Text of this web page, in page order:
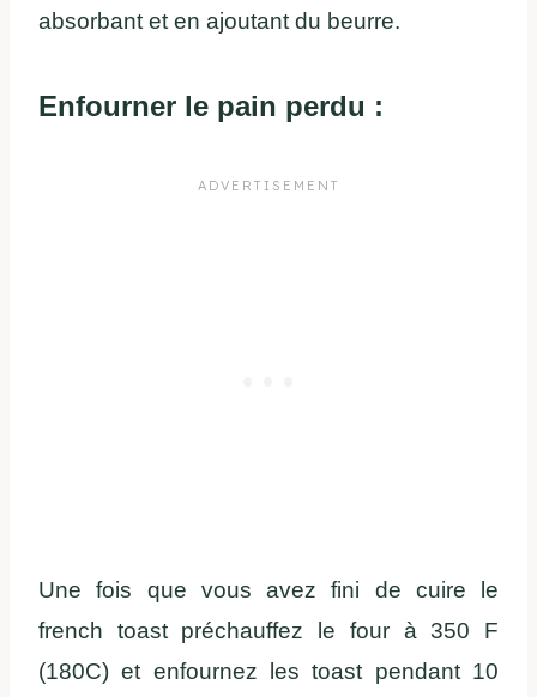
absorbant et en ajoutant du beurre.
Enfourner le pain perdu :
Une fois que vous avez fini de cuire le
french toast préchauffez le four à 350 F
(180C) et enfournez les toast pendant 10